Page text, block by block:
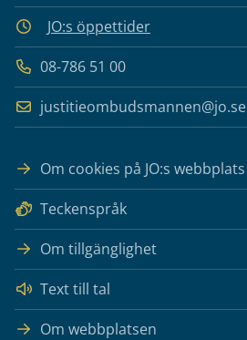
JO:s öppettider
08-786 51 00
justitieombudsmannen@jo.se
Om cookies på JO:s webbplats
Teckenspråk
Om tillgänglighet
Text till tal
Om webbplatsen